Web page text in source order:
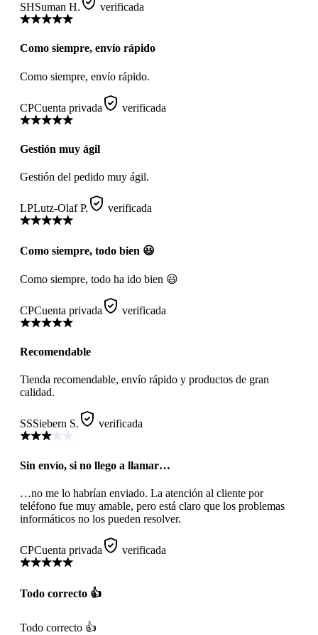
SHSuman H. verificada
Como siempre, envío rápido
Como siempre, envío rápido.
CPCuenta privada verificada
Gestión muy ágil
Gestión del pedido muy ágil.
LPLutz-Olaf P. verificada
Como siempre, todo bien 😃
Como siempre, todo ha ido bien 😃
CPCuenta privada verificada
Recomendable
Tienda recomendable, envío rápido y productos de gran
calidad.
SSSiebern S. verificada
Sin envío, si no llego a llamar…
…no me lo habrían enviado. La atención al cliente por
teléfono fue muy amable, pero está claro que los problemas
informáticos no los pueden resolver.
CPCuenta privada verificada
Todo correcto 👍
Todo correcto 👍